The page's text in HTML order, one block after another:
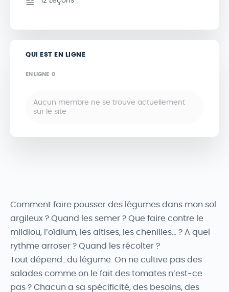
Comment faire pousser des légumes dans mon sol
argileux ? Quand les semer ? Que faire contre le
mildiou, l’oïdium, les altises, les chenilles… ? A quel
rythme arroser ? Quand les récolter ?
Tout dépend…du légume. On ne cultive pas des
salades comme on le fait des tomates n’est-ce
pas ? Chacun a sa spécificité, des besoins, des
QUI EST EN LIGNE
EN LIGNE 0
Aucun membre ne se trouve actuellement
sur le site